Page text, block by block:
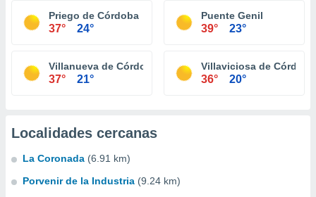
Priego de Córdoba
37° 24°
Puente Genil
39° 23°
Villanueva de Córdoba
37° 21°
Villaviciosa de Córdoba
36° 20°
Localidades cercanas
La Coronada (6.91 km)
Porvenir de la Industria (9.24 km)